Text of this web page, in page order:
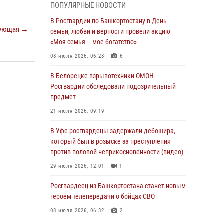
→
За героями - будущее: В Башкортостане
стартовала акция Росгвардии "Письмо
В Башкирии росгвардейцы провели
волейбольный турнир на открытом воздухе
03 августа 2026, 04:29
В Уфе росгвардейцы по горячим следам
задержали подозреваемого в открытом
хищении из аптеки (видео)
03 августа 2026, 04:15
Начальник отделения учёта и
комплектования Росгвардии Башкортостана
ответил на вопросы граждан
ПОПУЛЯРНЫЕ НОВОСТИ
В Росгвардии по Башкортостану в День
семьи, любви и верности провели акцию
«Моя семья – мое богатство»
08 июля 2026, 06:28 6
В Белорецке взрывотехники ОМОН
Росгвардии обследовали подозрительный
предмет
21 июля 2026, 09:19
В Уфе росгвардецы задержали дебошира,
который был в розыске за преступления
против половой неприкосновенности (видео)
29 июля 2026, 12:01 1
Росгвардеец из Башкортостана станет новым
героем телепередачи о бойцах СВО
08 июля 2026, 06:32 2